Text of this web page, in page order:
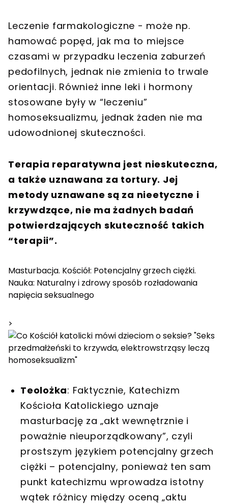
Leczenie farmakologiczne - może np.
hamować popęd, jak ma to miejsce
czasami w przypadku leczenia zaburzeń
pedofilnych, jednak nie zmienia to trwale
orientacji. Również inne leki i hormony
stosowane były w “leczeniu”
homoseksualizmu, jednak żaden nie ma
udowodnionej skuteczności.
Terapia reparatywna jest nieskuteczna,
a także uznawana za tortury. Jej
metody uznawane są za nieetyczne i
krzywdzące, nie ma żadnych badań
potwierdzających skuteczność takich
“terapii”.
Masturbacja. Kościół: Potencjalny grzech ciężki.
Nauka: Naturalny i zdrowy sposób rozładowania
napięcia seksualnego
>
Teolożka: Faktycznie, Katechizm
Kościoła Katolickiego uznaje
masturbację za „akt wewnętrznie i
poważnie nieuporządkowany”, czyli
prostszym językiem potencjalny grzech
ciężki – potencjalny, ponieważ ten sam
punkt katechizmu wprowadza istotny
wątek różnicy między oceną „aktu